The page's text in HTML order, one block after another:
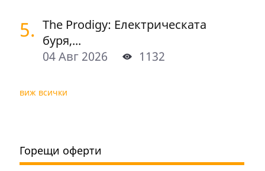
5. The Prodigy: Електрическата
буря,...
04 Авг 2026
1132
виж всички
Горещи оферти